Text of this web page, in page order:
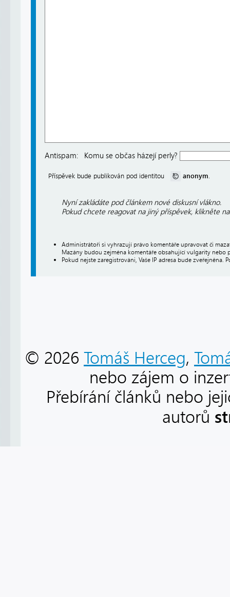
Antispam: Komu se občas házejí perly?
Příspěvek bude publikován pod identitou anonym.
Nyní zakládáte pod článkem nové diskusní vlákno.
Pokud chcete reagovat na jiný příspěvek, klikněte
Administrátoři si vyhrazují právo komentáře upravovat či
Mazány budou zejména komentáře obsahující vulgarity nebo
Pokud nejste zaregistrováni, Vaše IP adresa bude
© 2026 Tomáš Herceg,
nebo zájem o
Přebírání článků nebo
autorů